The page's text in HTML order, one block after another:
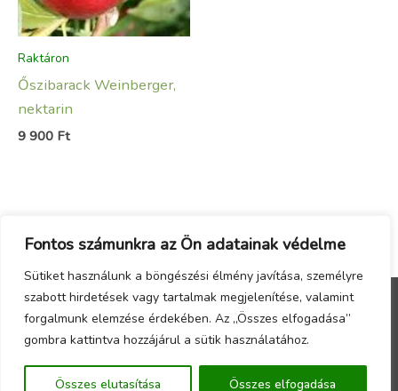
Fontos számunkra az Ön adatainak védelme
Sütiket használunk a böngészési élmény javítása, személyre
szabott hirdetések vagy tartalmak megjelenítése, valamint
forgalmunk elemzése érdekében. Az „Összes elfogadása”
gombra kattintva hozzájárul a sütik használatához.
Összes elutasítása Összes elfogadása
Raktáron
Őszibarack Weinberger,
nektarin
9 900 Ft
Menu
Copyright © 2026 - Örökzöld Faiskola Webáruház -